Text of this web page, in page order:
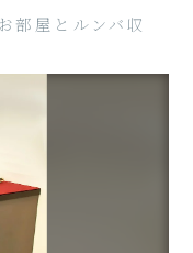
部屋とルンバ収